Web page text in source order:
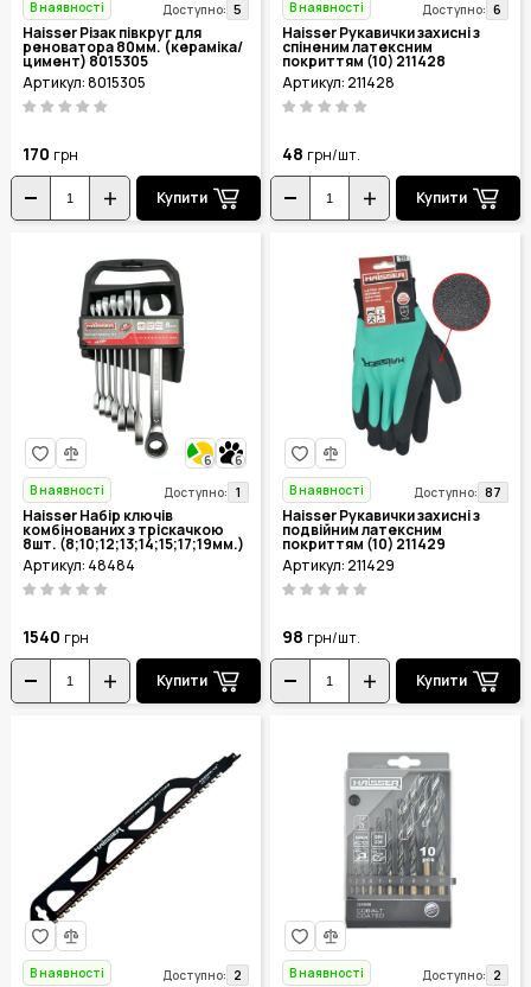
В наявності Доступно: 5
Haisser Різак півкруг для
реноватора 80мм. (кераміка/
цимент) 8015305
Артикул: 8015305
170 грн
Купити
В наявності Доступно: 6
Haisser Рукавички захисні з
спіненим латексним
покриттям (10) 211428
Артикул: 211428
48 грн/шт.
Купити
6
6
В наявності
Доступно: 1
Haisser Набір ключів
комбінованих з тріскачкою
8шт. (8;10;12;13;14;15;17;19мм.)
48484
Артикул: 48484
1540 грн
Купити
В наявності Доступно: 87
Haisser Рукавички захисні з
подвійним латексним
покриттям (10) 211429
Артикул: 211429
98 грн/шт.
Купити
В наявності Доступно: 2 В наявності Доступно: 2